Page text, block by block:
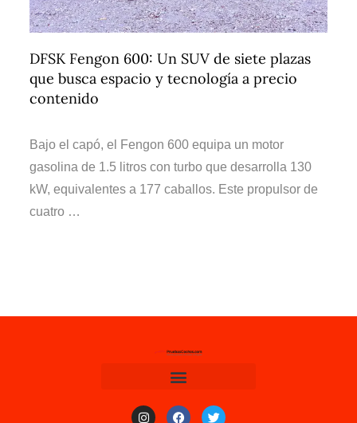
DFSK Fengon 600: Un SUV de siete plazas
que busca espacio y tecnología a precio
contenido
Bajo el capó, el Fengon 600 equipa un motor
gasolina de 1.5 litros con turbo que desarrolla 130
kW, equivalentes a 177 caballos. Este propulsor de
cuatro …